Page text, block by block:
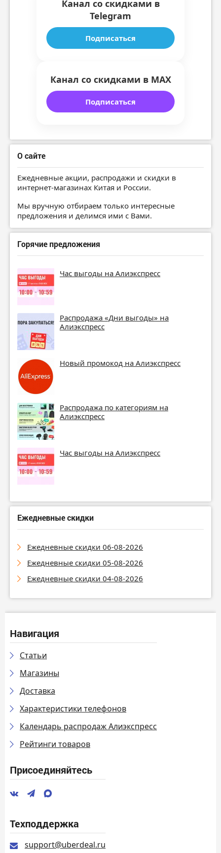
Канал со скидками в
Telegram
Подписаться
Канал со скидками в MAX
Подписаться
О сайте
Ежедневные акции, распродажи и скидки в
интернет-магазинах Китая и России.
Мы вручную отбираем только интересные
предложения и делимся ими с Вами.
Горячие предложения
Час выгоды на Алиэкспресс
Распродажа «Дни выгоды» на
Алиэкспресс
Новый промокод на Алиэкспресс
Распродажа по категориям на
Алиэкспресс
Час выгоды на Алиэкспресс
Ежедневные скидки
Ежедневные скидки 06-08-2026
Ежедневные скидки 05-08-2026
Ежедневные скидки 04-08-2026
Навигация
Статьи
Магазины
Доставка
Характеристики телефонов
Календарь распродаж Алиэкспресс
Рейтинги товаров
Присоединяйтесь
Техподдержка
support@uberdeal.ru